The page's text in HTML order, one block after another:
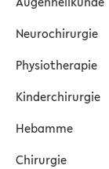
Neurochirurgie
Physiotherapie
Kinderchirurgie
Hebamme
Chirurgie